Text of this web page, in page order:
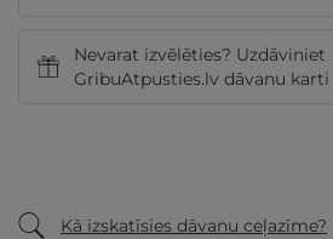
Nevarat izvēlēties? Uzdāviniet
GribuAtpusties.lv dāvanu karti
Kā izskatīsies dāvanu ceļazīme?